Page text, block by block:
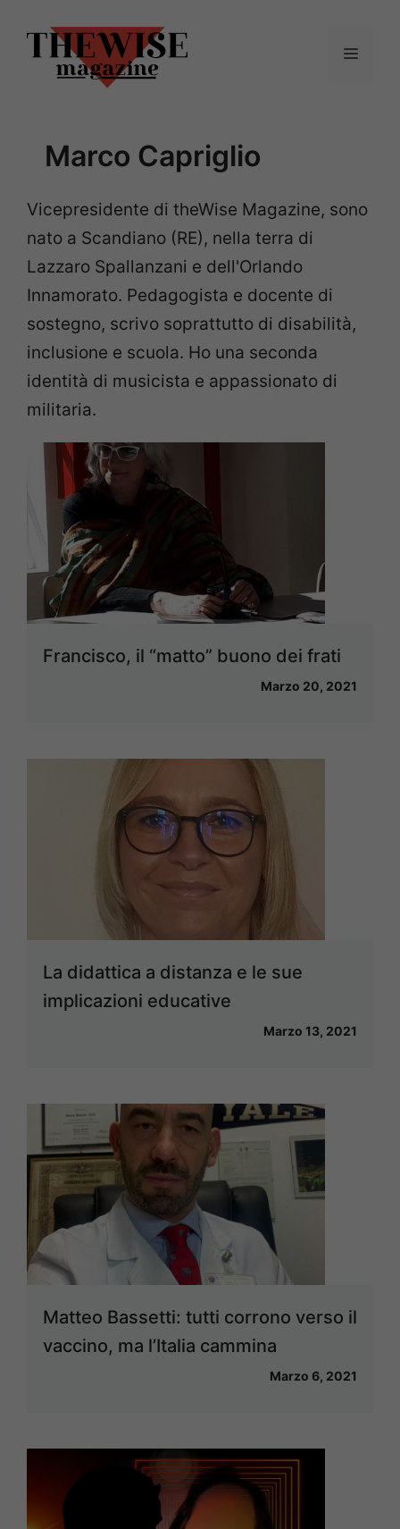
contenuto
Menu
Marco Capriglio
Vicepresidente di theWise Magazine, sono
nato a Scandiano (RE), nella terra di
Lazzaro Spallanzani e dell'Orlando
Innamorato. Pedagogista e docente di
sostegno, scrivo soprattutto di disabilità,
inclusione e scuola. Ho una seconda
identità di musicista e appassionato di
militaria.
Francisco, il “matto” buono dei frati
Marzo 20, 2021
La didattica a distanza e le sue
implicazioni educative
Marzo 13, 2021
Matteo Bassetti: tutti corrono verso il
vaccino, ma l’Italia cammina
Marzo 6, 2021